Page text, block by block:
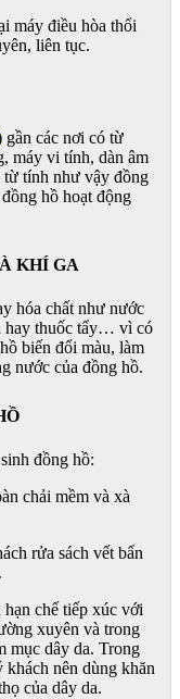
máy điều hòa thổi
liên tục.
gần các nơi có từ
máy vi tính, dàn âm
tính như vậy đồng
hồ hoạt động
KHÍ GA
hóa chất như nước
hay thuốc tẩy… vì có
biến đổi màu, làm
nước của đồng hồ.
đồng hồ:
chải mềm và xà
rửa sách vết bẩn
chế tiếp xúc với
xuyên và trong
mục dây da. Trong
nên dùng khăn
của dây da.